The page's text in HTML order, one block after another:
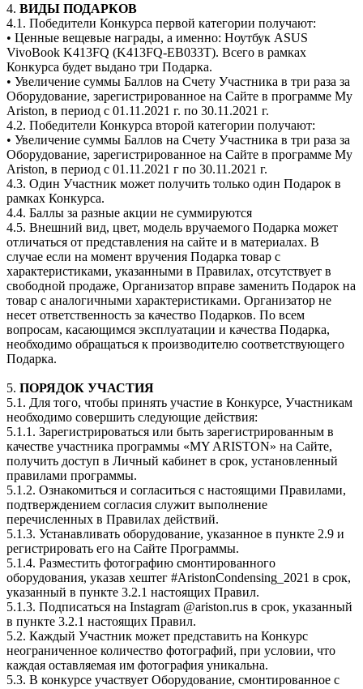
4. ВИДЫ ПОДАРКОВ
4.1. Победители Конкурса первой категории получают:
• Ценные вещевые награды, а именно: Ноутбук ASUS
VivoBook K413FQ (K413FQ-EB033T). Всего в рамках
Конкурса будет выдано три Подарка.
• Увеличение суммы Баллов на Счету Участника в три раза за
Оборудование, зарегистрированное на Сайте в программе My
Ariston, в период с 01.11.2021 г. по 30.11.2021 г.
4.2. Победители Конкурса второй категории получают:
• Увеличение суммы Баллов на Счету Участника в три раза за
Оборудование, зарегистрированное на Сайте в программе My
Ariston, в период с 01.11.2021 г по 30.11.2021 г.
4.3. Один Участник может получить только один Подарок в
рамках Конкурса.
4.4. Баллы за разные акции не суммируются
4.5. Внешний вид, цвет, модель вручаемого Подарка может
отличаться от представления на сайте и в материалах. В
случае если на момент вручения Подарка товар с
характеристиками, указанными в Правилах, отсутствует в
свободной продаже, Организатор вправе заменить Подарок на
товар с аналогичными характеристиками. Организатор не
несет ответственность за качество Подарков. По всем
вопросам, касающимся эксплуатации и качества Подарка,
необходимо обращаться к производителю соответствующего
Подарка.
5. ПОРЯДОК УЧАСТИЯ
5.1. Для того, чтобы принять участие в Конкурсе, Участникам
необходимо совершить следующие действия:
5.1.1. Зарегистрироваться или быть зарегистрированным в
качестве участника программы «MY ARISTON» на Сайте,
получить доступ в Личный кабинет в срок, установленный
правилами программы.
5.1.2. Ознакомиться и согласиться с настоящими Правилами,
подтверждением согласия служит выполнение
перечисленных в Правилах действий.
5.1.3. Устанавливать оборудование, указанное в пункте 2.9 и
регистрировать его на Сайте Программы.
5.1.4. Разместить фотографию смонтированного
оборудования, указав хештег #AristonCondensing_2021 в срок,
указанный в пункте 3.2.1 настоящих Правил.
5.1.3. Подписаться на Instagram @ariston.rus в срок, указанный
в пункте 3.2.1 настоящих Правил.
5.2. Каждый Участник может представить на Конкурс
неограниченное количество фотографий, при условии, что
каждая оставляемая им фотография уникальна.
5.3. В конкурсе участвует Оборудование, смонтированное с